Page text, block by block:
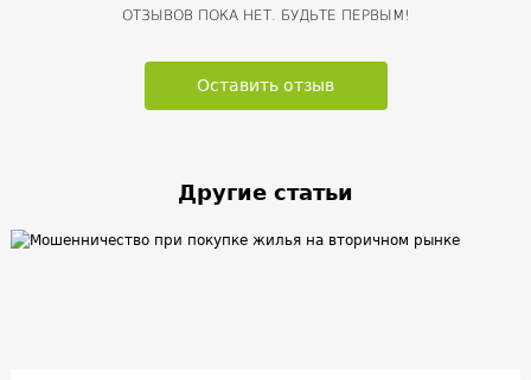
ОТЗЫВОВ ПОКА НЕТ. БУДЬТЕ ПЕРВЫМ!
Оставить отзыв
Другие статьи